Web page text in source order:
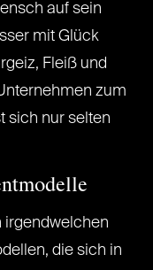
auf sein
mit Glück
Fleiß und
zum
sich nur selten
irgendwelchen
die sich in